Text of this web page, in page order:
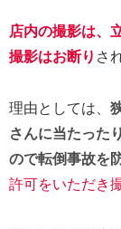
店内の撮影は、
撮影はお断り さ
理由としては、
さんに当たった
ので転倒事故を
許可をいただき